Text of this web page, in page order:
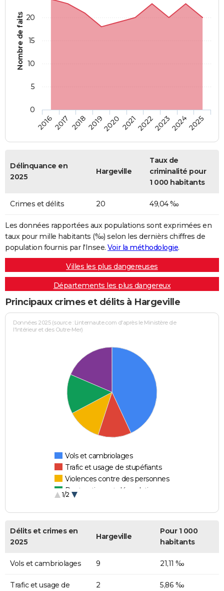
Nombre de faits
20162017 20182019202020212022202320242025
0
5
10
15
20
Délinquance en
2025
Hargeville
Taux de
criminalité pour
1 000 habitants
Crimes et délits 20 49,04 ‰
Les données rapportées aux populations sont exprimées en
taux pour mille habitants (‰) selon les dernièrs chiffres de
population fournis par l'Insee. Voir la méthodologie.
Villes les plus dangereuses
Départements les plus dangereux
Principaux crimes et délits à Hargeville
Données 2025 (source : Linternaute.com d'après le Ministère de
l'Intérieur et des Outre-Mer)
Vols et cambriolages
Trafic et usage de stupéfiants
Violences contre des personnes
Destructions et dégradations
1/2
Délits et crimes en
2025
Hargeville
Pour 1 000
habitants
Vols et cambriolages 9 21,11 ‰
Trafic et usage de
2 5,86 ‰